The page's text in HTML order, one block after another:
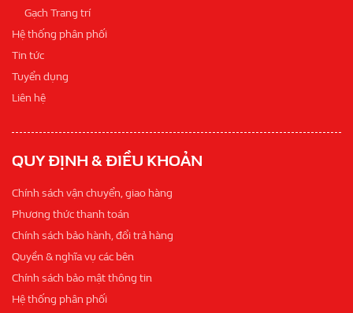
Gạch Trang trí
Hệ thống phân phối
Tin tức
Tuyển dụng
Liên hệ
QUY ĐỊNH & ĐIỀU KHOẢN
Chính sách vận chuyển, giao hàng
Phương thức thanh toán
Chính sách bảo hành, đổi trả hàng
Quyền & nghĩa vụ các bên
Chính sách bảo mật thông tin
Hệ thống phân phối